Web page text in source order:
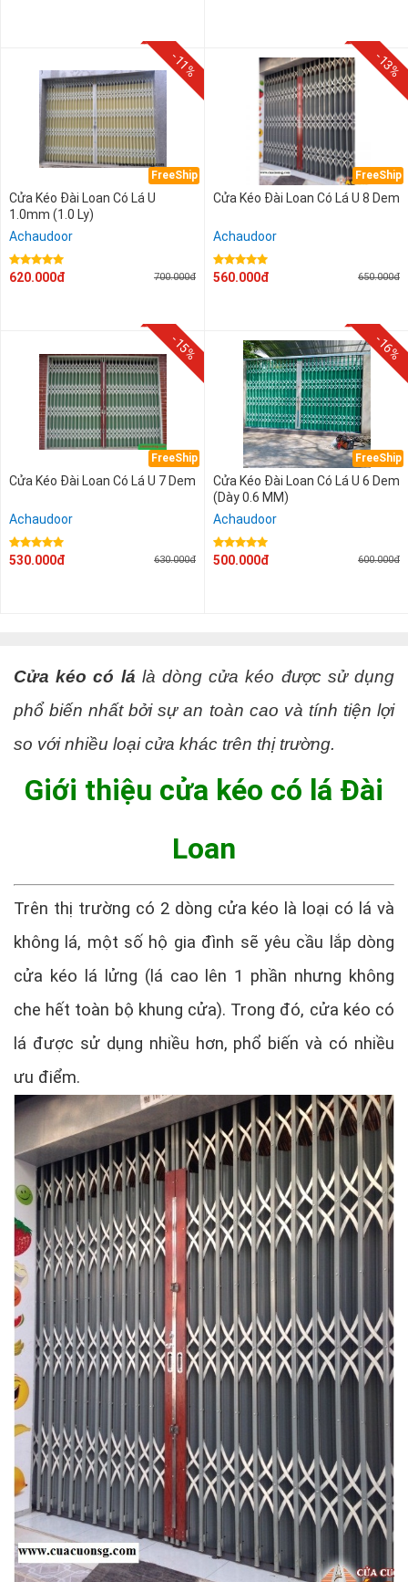
2.400.000 đ - 2.600.000 đ
2.600.000 đ - 2.800.000 đ
FreeShip
-11%
Cửa Kéo Đài Loan Có Lá U
1.0mm (1.0 Ly)
Achaudoor
620.000đ 700.000đ
FreeShip
-13%
Cửa Kéo Đài Loan Có Lá U 8 Dem
Achaudoor
560.000đ 650.000đ
FreeShip
-15%
Cửa Kéo Đài Loan Có Lá U 7 Dem
Achaudoor
530.000đ 630.000đ
FreeShip
-16%
Cửa Kéo Đài Loan Có Lá U 6 Dem
(Dày 0.6 MM)
Achaudoor
500.000đ 600.000đ
Cửa kéo có lá là dòng cửa kéo được sử dụng
phổ biến nhất bởi sự an toàn cao và tính tiện lợi
so với nhiều loại cửa khác trên thị trường.
Giới thiệu cửa kéo có lá Đài
Loan
Trên thị trường có 2 dòng cửa kéo là loại có lá và
không lá, một số hộ gia đình sẽ yêu cầu lắp dòng
cửa kéo lá lửng (lá cao lên 1 phần nhưng không
che hết toàn bộ khung cửa). Trong đó, cửa kéo có
lá được sử dụng nhiều hơn, phổ biến và có nhiều
ưu điểm.